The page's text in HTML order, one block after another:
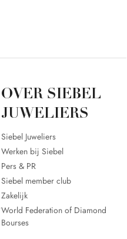
OVER SIEBEL
JUWELIERS
Siebel Juweliers
Werken bij Siebel
Pers & PR
Siebel member club
Zakelijk
World Federation of Diamond
Bourses